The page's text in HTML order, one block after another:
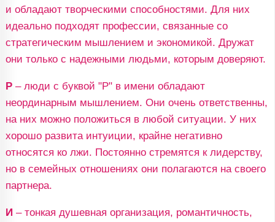
и обладают творческими способностями. Для них
идеально подходят профессии, связанные со
стратегическим мышлением и экономикой. Дружат
они только с надежными людьми, которым доверяют.
Р– люди с буквой "Р" в имени обладают
неординарным мышлением. Они очень ответственны,
на них можно положиться в любой ситуации. У них
хорошо развита интуиции, крайне негативно
относятся ко лжи. Постоянно стремятся к лидерству,
но в семейных отношениях они полагаются на своего
партнера.
И – тонкая душевная организация, романтичность,